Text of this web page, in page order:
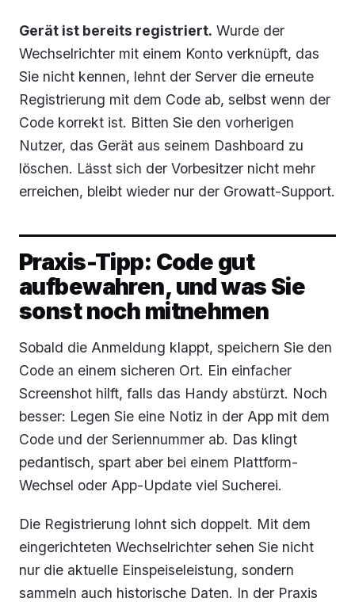
Gerät ist bereits registriert. Wurde der
Wechselrichter mit einem Konto verknüpft, das
Sie nicht kennen, lehnt der Server die erneute
Registrierung mit dem Code ab, selbst wenn der
Code korrekt ist. Bitten Sie den vorherigen
Nutzer, das Gerät aus seinem Dashboard zu
löschen. Lässt sich der Vorbesitzer nicht mehr
erreichen, bleibt wieder nur der Growatt-Support.
Praxis-Tipp: Code gut
aufbewahren, und was Sie
sonst noch mitnehmen
Sobald die Anmeldung klappt, speichern Sie den
Code an einem sicheren Ort. Ein einfacher
Screenshot hilft, falls das Handy abstürzt. Noch
besser: Legen Sie eine Notiz in der App mit dem
Code und der Seriennummer ab. Das klingt
pedantisch, spart aber bei einem Plattform-
Wechsel oder App-Update viel Sucherei.
Die Registrierung lohnt sich doppelt. Mit dem
eingerichteten Wechselrichter sehen Sie nicht
nur die aktuelle Einspeiseleistung, sondern
sammeln auch historische Daten. In der Praxis